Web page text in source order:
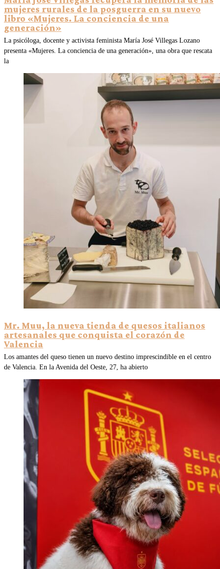
mujeres rurales de la posguerra en su nuevo
libro «Mujeres. La conciencia de una
generación»
La psicóloga, docente y activista feminista María José Villegas Lozano
presenta «Mujeres. La conciencia de una generación», una obra que rescata
la
Mr. Muu, la nueva tienda de quesos italianos
artesanales que conquista el corazón de
Valencia
Los amantes del queso tienen un nuevo destino imprescindible en el centro
de Valencia. En la Avenida del Oeste, 27, ha abierto